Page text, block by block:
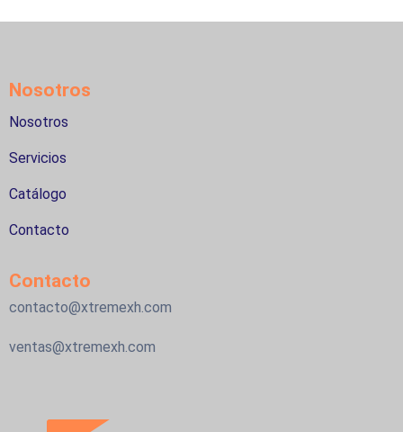
Nosotros
Nosotros
Servicios
Catálogo
Contacto
Contacto
contacto@xtremexh.com
ventas@xtremexh.com